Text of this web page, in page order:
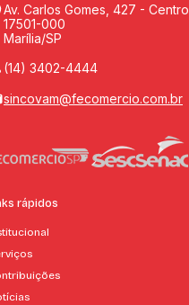
Av. Carlos Gomes, 427 - Centro
17501-000
Marília/SP
(14) 3402-4444
sincovam@fecomercio.com.br
rápidos